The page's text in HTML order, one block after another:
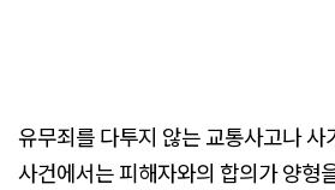
유무죄를 다투지 않는 교통사고나 사
사건에서는 피해자와의 합의가 양형